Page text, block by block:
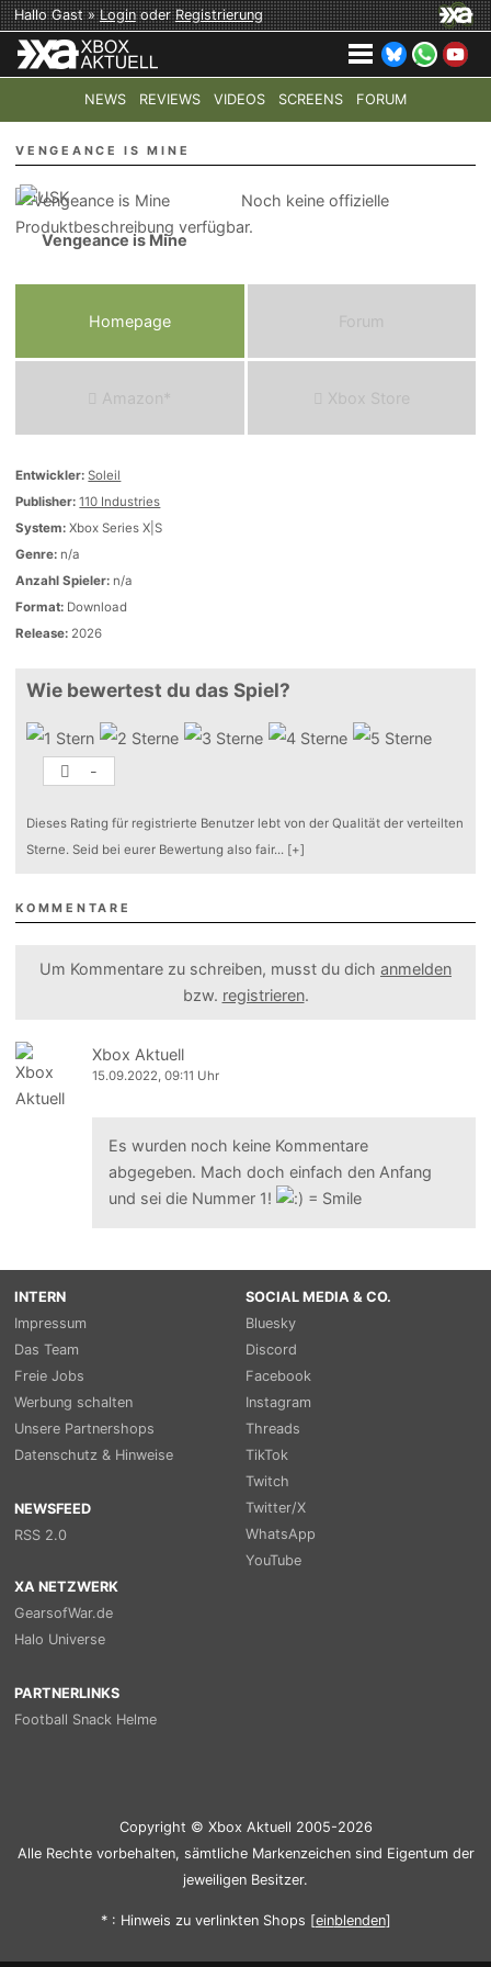
Hallo Gast »LoginoderRegistrierung
NEWS REVIEWS VIDEOS SCREENS FORUM
TOP-THEMEN: COD: MODERN WARFARE 4 HALO:
VENGEANCE IS MINE
Vengeance is Mine
Noch keine offizielle
Produktbeschreibung verfügbar.
Homepage Forum
Amazon* Xbox Store
Entwickler: Soleil
Publisher: 110 Industries
System: Xbox Series X|S
Genre: n/a
Anzahl Spieler: n/a
Format: Download
Release: 2026
Wie bewertest du das Spiel?
-
Dieses Rating für registrierte Benutzer lebt von der Qualität der verteilten
Sterne. Seid bei eurer Bewertung also fair... [+]
KOMMENTARE
Um Kommentare zu schreiben, musst du dich anmelden
bzw. registrieren.
Xbox Aktuell
15.09.2022, 09:11 Uhr
Es wurden noch keine Kommentare
abgegeben. Mach doch einfach den Anfang
und sei die Nummer 1!
INTERN
Impressum
Das Team
Freie Jobs
Werbung schalten
Unsere Partnershops
Datenschutz & Hinweise
NEWSFEED
RSS 2.0
SOCIAL MEDIA & CO.
Bluesky
Discord
Facebook
Instagram
Threads
TikTok
Twitch
Twitter/X
WhatsApp
YouTube
XA NETZWERK
GearsofWar.de
Halo Universe
PARTNERLINKS
Football Snack Helme
Copyright © Xbox Aktuell 2005-2026
Alle Rechte vorbehalten, sämtliche Markenzeichen sind Eigentum der
jeweiligen Besitzer.
* : Hinweis zu verlinkten Shops [einblenden]